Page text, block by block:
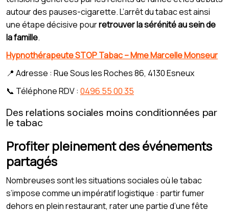
autour des pauses-cigarette. L’arrêt du tabac est ainsi
une étape décisive pourretrouver la sérénité au sein de
la famille.
Hypnothérapeute STOP Tabac – Mme Marcelle Monseur
📍 Adresse : Rue Sous les Roches 86, 4130 Esneux
📞 Téléphone RDV : 0496 55 00 35
Des relations sociales moins conditionnées par
le tabac
Profiter pleinement des événements
partagés
Nombreuses sont les situations sociales où le tabac
s’impose comme un impératif logistique : partir fumer
dehors en plein restaurant, rater une partie d’une fête